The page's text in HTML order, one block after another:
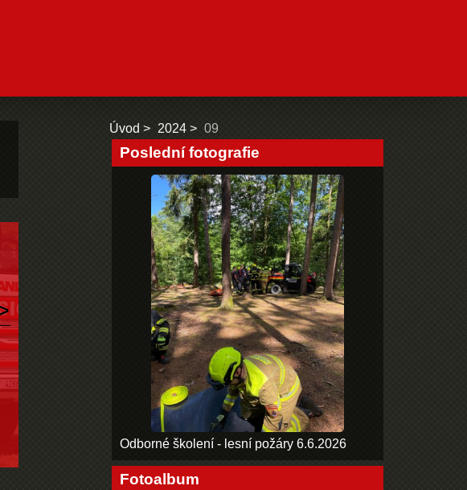
Úvod 2024 09
Poslední fotografie
Odborné školení - lesní požáry 6.6.2026
Fotoalbum